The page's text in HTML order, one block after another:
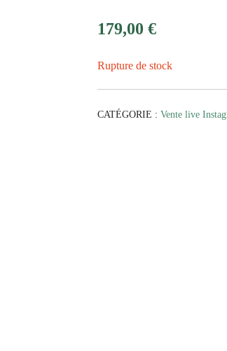
179,00 €
Rupture de stock
CATÉGORIE : Vente live